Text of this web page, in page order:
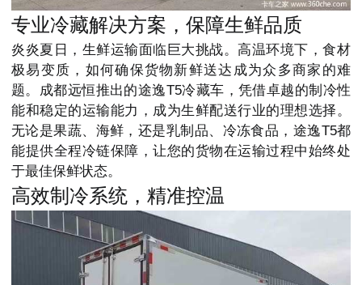
专业冷藏解决方案，保障生鲜品质
炎炎夏日，生鲜运输面临巨大挑战。高温环境下，食材
极易变质，如何确保货物新鲜送达成为众多商家的难
题。成都远恒推出的途逸T5冷藏车，凭借卓越的制冷性
能和稳定的运输能力，成为生鲜配送行业的理想选择。
无论是果蔬、海鲜，还是乳制品、冷冻食品，途逸T5都
能提供全程冷链保障，让您的货物在运输过程中始终处
于最佳保鲜状态。
高效制冷系统，精准控温